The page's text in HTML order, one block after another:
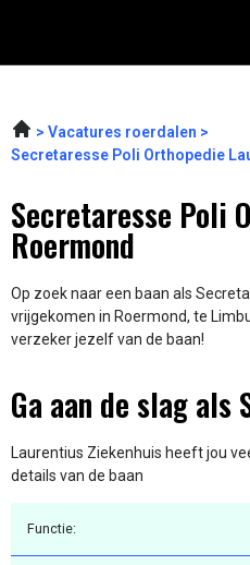
Vacatures roerdalen
Secretaresse Poli Orthopedie
Secretaresse Poli
Roermond
Op zoek naar een baan als
vrijgekomen in Roermond, te
verzeker jezelf van de baan!
Ga aan de slag als
Laurentius Ziekenhuis heeft jou
details van de baan
Functie: